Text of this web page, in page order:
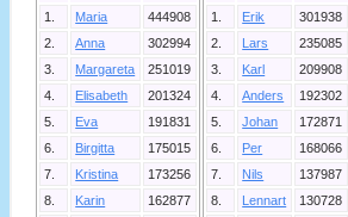
1.
Maria
444908
2.
Anna
302994
3.
Margareta
251019
4.
Elisabeth
201324
5.
Eva
191831
6.
Birgitta
175015
7.
Kristina
173256
8.
Karin
162877
1.
Erik
301938
2.
Lars
235085
3.
Karl
209908
4.
Anders
192302
5.
Johan
172871
6.
Per
168066
7.
Nils
137987
8.
Lennart
130728